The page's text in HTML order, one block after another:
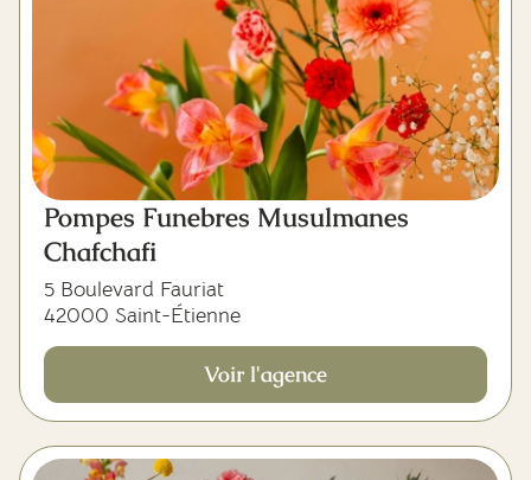
Pompes Funebres Musulmanes
Chafchafi
5 Boulevard Fauriat
42000 Saint-Étienne
Voir l'agence